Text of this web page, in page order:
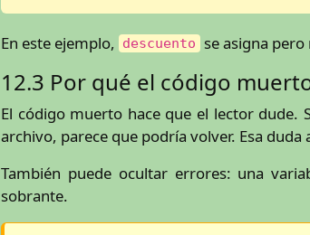
En este ejemplo, descuento se asigna pero
12.3 Por qué el código
El código muerto hace que el lector dude.
archivo, parece que podría volver. Esa
También puede ocultar errores: una
sobrante.